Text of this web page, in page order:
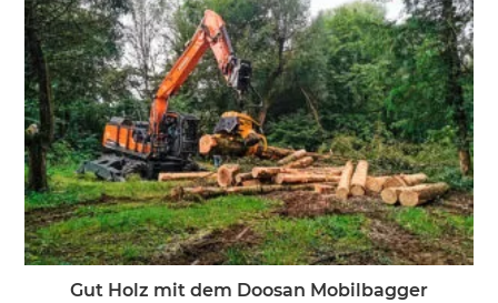
Gut Holz mit dem Doosan Mobilbagger